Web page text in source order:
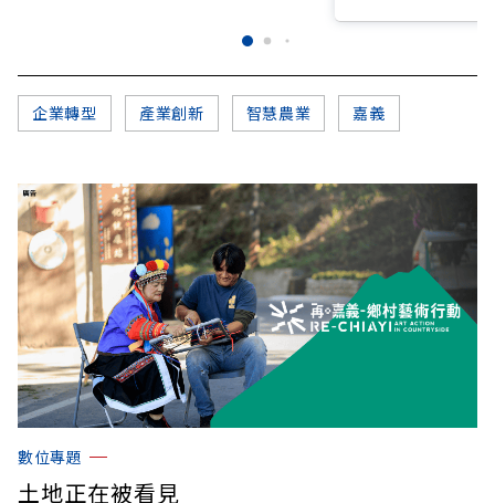
企業轉型 產業創新 智慧農業 嘉義
數位專題
土地正在被看見